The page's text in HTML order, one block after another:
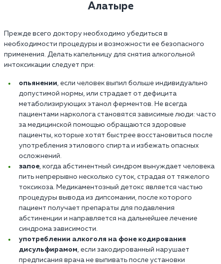
Алатыре
Прежде всего доктору необходимо убедиться в
необходимости процедуры и возможности ее безопасного
применения. Делать капельницу для снятия алкогольной
интоксикации следует при:
опьянении , если человек выпил больше индивидуально
допустимой нормы, или страдает от дефицита
метаболизирующих этанол ферментов. Не всегда
пациентами нарколога становятся зависимые люди: часто
за медицинской помощью обращаются здоровые
пациенты, которые хотят быстрее восстановиться после
употребления этилового спирта и избежать опасных
осложнений.
запое , когда абстинентный синдром вынуждает человека
пить непрерывно несколько суток, страдая от тяжелого
токсикоза. Медикаментозный детокс является частью
процедуры вывода из дипсомании, после которого
пациент получает препараты для подавления
абстиненции и направляется на дальнейшее лечение
синдрома зависимости.
употреблении алкоголя на фоне кодирования
дисульфирамом , если закодированный нарушает
предписания врача не выпивать после установки